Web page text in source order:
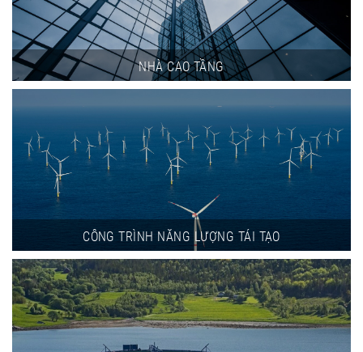
NHÀ CAO TẦNG
CÔNG TRÌNH NĂNG LƯỢNG TÁI TẠO